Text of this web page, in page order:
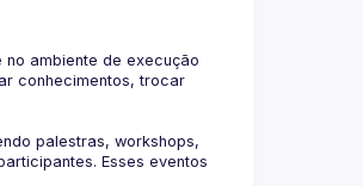
ambiente de execução
conhecimentos, trocar
palestras, workshops,
Esses eventos